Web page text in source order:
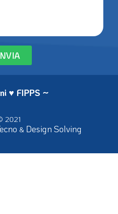
♥ FIPPS ~
2021
& Design Solving